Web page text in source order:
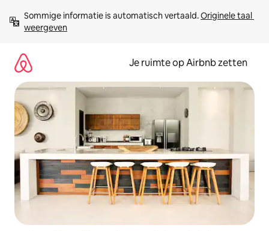
direct
naar
Sommige informatie is automatisch vertaald. Originele taal
weergeven
Je ruimte op Airbnb zetten